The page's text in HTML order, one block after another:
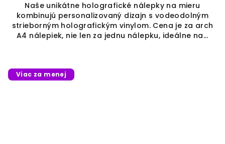
Naše unikátne holografické nálepky na mieru
kombinujú personalizovaný dizajn s vodeodolným
strieborným holografickým vinylom. Cena je za arch
A4 nálepiek, nie len za jednu nálepku, ideálne na...
Viac za menej